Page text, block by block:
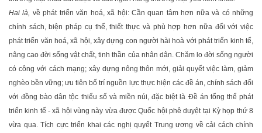
Hai là, về phát triển văn hoá, xã hội: Cần quan tâm hơn nữa và có những
chính sách, biện pháp cụ thể, thiết thực và phù hợp hơn nữa đối với việc
phát triển văn hoá, xã hội, xây dựng con người hài hoà với phát triển kinh tế,
nâng cao đời sống vật chất, tinh thần của nhân dân. Chăm lo đời sống người
có công với cách mạng; xây dựng nông thôn mới, giải quyết việc làm, giảm
nghèo bền vững; ưu tiên bố trí nguồn lực thực hiện các đề án, chính sách đối
với đồng bào dân tộc thiểu số và miền núi, đặc biệt là Đề án tổng thể phát
triển kinh tế - xã hội vùng này vừa được Quốc hội phê duyệt tại Kỳ họp thứ 8
vừa qua. Tích cực triển khai các nghị quyết Trung ương về cải cách chính